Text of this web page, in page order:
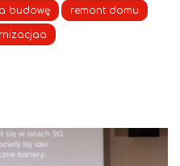
budowę remont domu